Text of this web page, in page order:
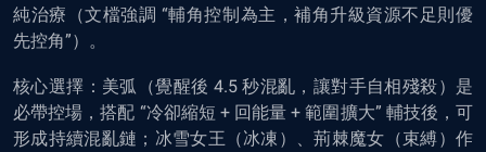
純治療（文檔強調 “輔角控制為主，補角升級資源不足則優
先控角”）。
核心選擇：美弧（覺醒後 4.5 秒混亂，讓對手自相殘殺）是
必帶控場，搭配 “冷卻縮短 + 回能量 + 範圍擴大” 輔技後，可
形成持續混亂鏈；冰雪女王（冰凍）、荊棘魔女（束縛）作